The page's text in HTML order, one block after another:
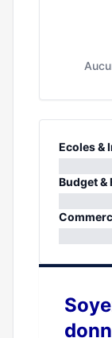
Ecoles &
0%
Budget &
0%